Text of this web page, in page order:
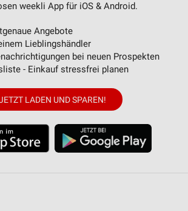
weekli App für iOS & Android.
Angebote
Lieblingshändler
bei neuen Prospekten
- Einkauf stressfrei planen
LADEN UND SPAREN!